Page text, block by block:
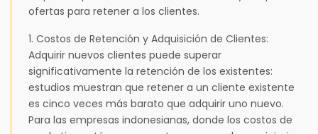
ofertas para retener a los clientes.
1. Costos de Retención y Adquisición de Clientes:
Adquirir nuevos clientes puede superar
significativamente la retención de los existentes:
estudios muestran que retener a un cliente existente
es cinco veces más barato que adquirir uno nuevo.
Para las empresas indonesianas, donde los costos de